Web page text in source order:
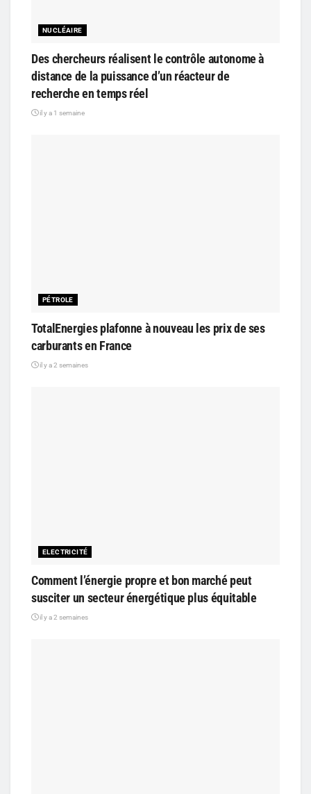
NUCLÉAIRE
Des chercheurs réalisent le contrôle autonome à
distance de la puissance d’un réacteur de
recherche en temps réel
il y a 1 semaine
PÉTROLE
TotalEnergies plafonne à nouveau les prix de ses
carburants en France
il y a 2 semaines
ELECTRICITÉ
Comment l’énergie propre et bon marché peut
susciter un secteur énergétique plus équitable
il y a 2 semaines